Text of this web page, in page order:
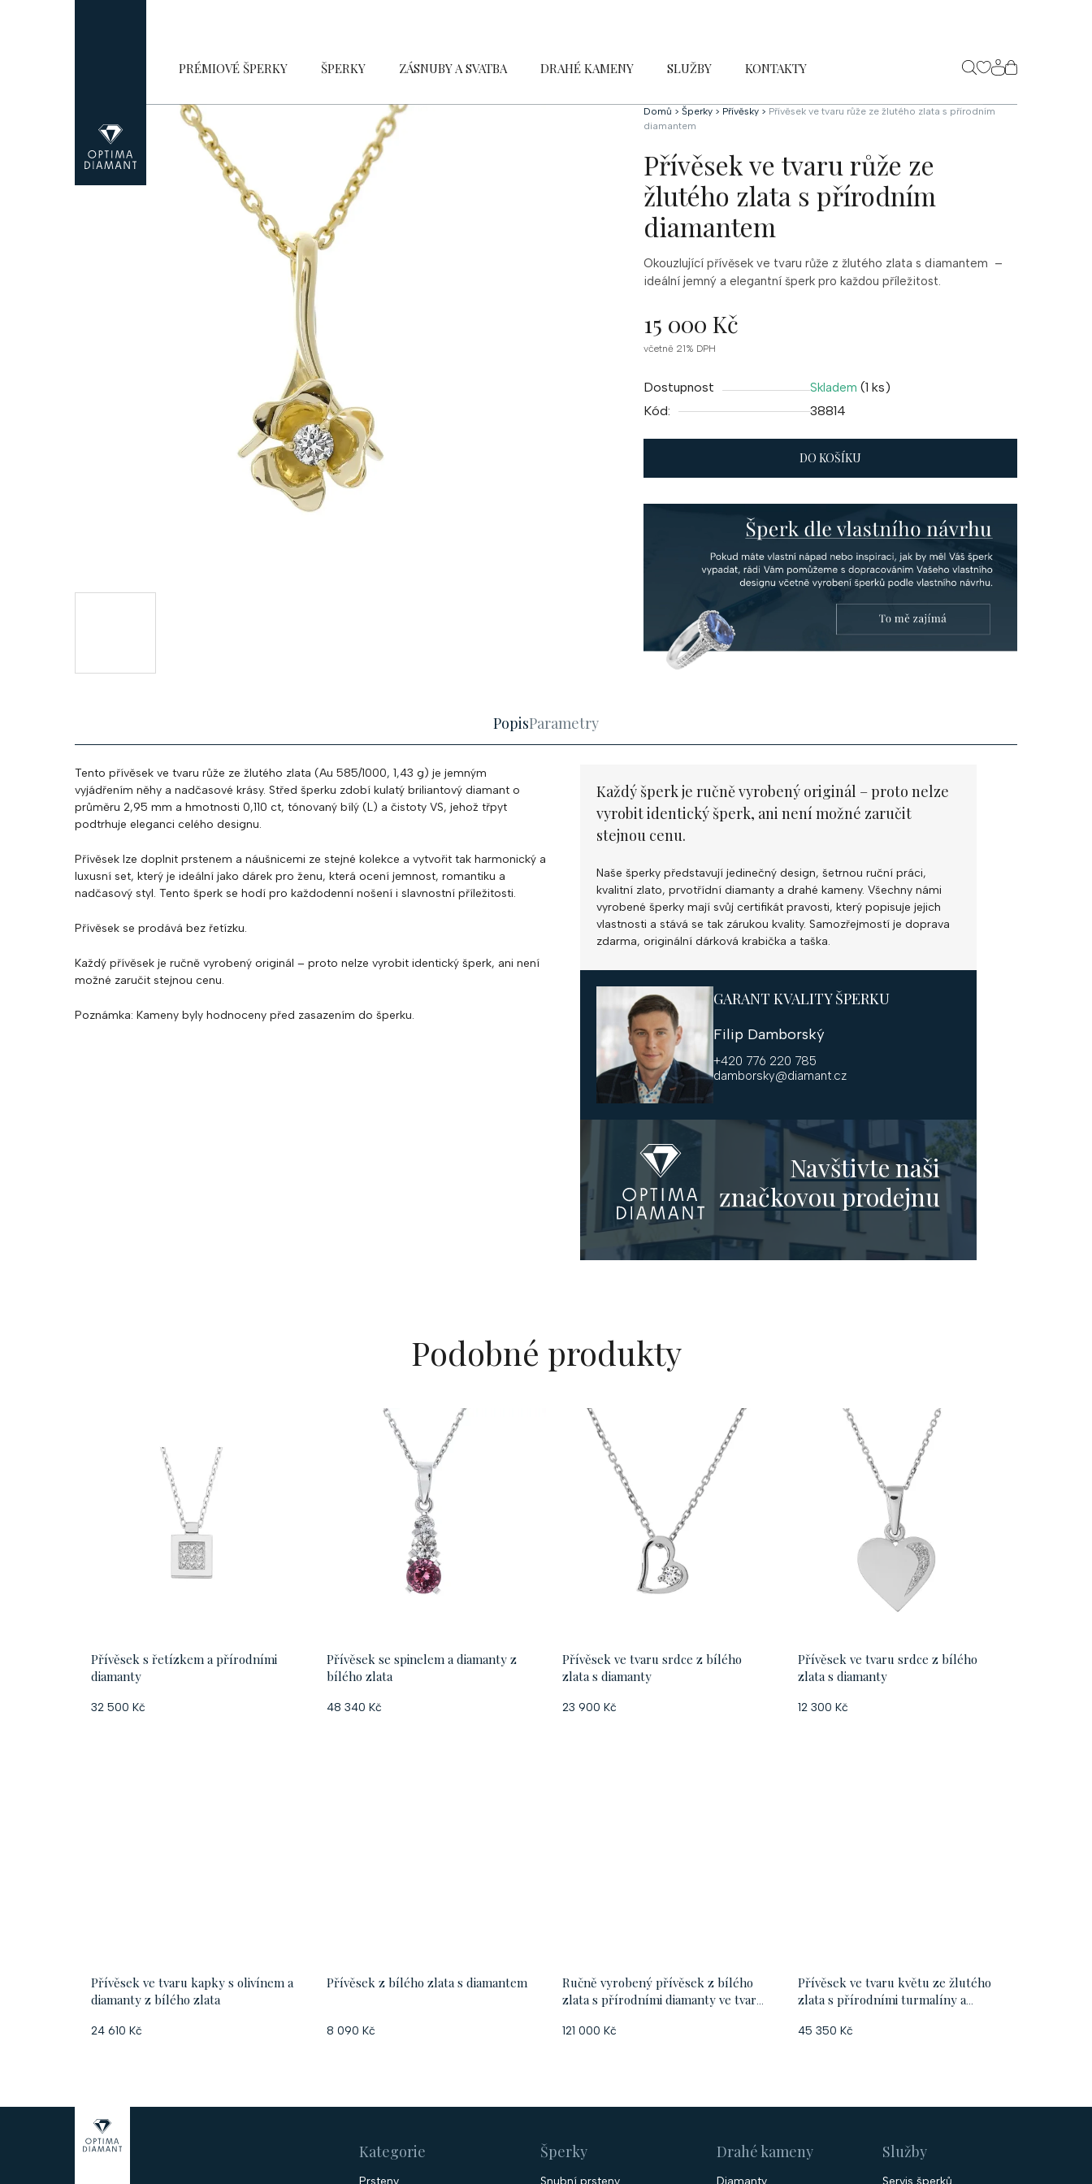
PRÉMIOVÉ ŠPERKY ŠPERKY ZÁSNUBY A SVATBA DRAHÉ KAMENY SLUŽBY KONTAKTY
NÁKUPNÍ
KOŠÍK
Domů > Šperky > Přívěsky > Přívěsek ve tvaru růže ze žlutého zlata s přírodním
diamantem
Přívěsek ve tvaru růže ze
žlutého zlata s přírodním
diamantem
Okouzlující přívěsek ve tvaru růže z žlutého zlata s diamantem –
ideální jemný a elegantní šperk pro každou příležitost.
15 000 Kč
Měrná
včetně 21% DPH
Dostupnost Skladem (1 ks)
Kód:
38814
DO KOŠÍKU
PopisParametry
Tento přívěsek ve tvaru růže ze žlutého zlata (Au 585/1000, 1,43 g) je jemným
vyjádřením něhy a nadčasové krásy. Střed šperku zdobí kulatý briliantový diamant o
průměru 2,95 mm a hmotnosti 0,110 ct, tónovaný bílý (L) a čistoty VS, jehož třpyt
podtrhuje eleganci celého designu.
Přívěsek lze doplnit prstenem a náušnicemi ze stejné kolekce a vytvořit tak harmonický a
luxusní set, který je ideální jako dárek pro ženu, která ocení jemnost, romantiku a
nadčasový styl. Tento šperk se hodí pro každodenní nošení i slavnostní příležitosti.
Přívěsek se prodává bez řetízku.
Každý přívěsek je ručně vyrobený originál – proto nelze vyrobit identický šperk, ani není
možné zaručit stejnou cenu.
Poznámka: Kameny byly hodnoceny před zasazením do šperku.
Každý šperk je ručně vyrobený originál – proto nelze
vyrobit identický šperk, ani není možné zaručit
stejnou cenu.
Naše šperky představují jedinečný design, šetrnou ruční práci,
kvalitní zlato, prvotřídní diamanty a drahé kameny. Všechny námi
vyrobené šperky mají svůj certifikát pravosti, který popisuje jejich
vlastnosti a stává se tak zárukou kvality. Samozřejmostí je doprava
zdarma, originální dárková krabička a taška.
GARANT KVALITY ŠPERKU
Filip Damborský
+420 776 220 785
damborsky@diamant.cz
Navštivte naši
značkovou prodejnu
Podobné produkty
Přívěsek s řetízkem a přírodními
diamanty
32 500 Kč
Přívěsek se spinelem a diamanty z
bílého zlata
48 340 Kč
Přívěsek ve tvaru srdce z bílého
zlata s diamanty
23 900 Kč
Přívěsek ve tvaru srdce z bílého
zlata s diamanty
12 300 Kč
Přívěsek ve tvaru kapky s olivínem a
diamanty z bílého zlata
24 610 Kč
Přívěsek z bílého zlata s diamantem
8 090 Kč
Ručně vyrobený přívěsek z bílého
zlata s přírodními diamanty ve tvaru
121 000 Kč
Přívěsek ve tvaru květu ze žlutého
zlata s přírodními turmalíny a
45 350 Kč
Kategorie Šperky Drahé kameny Služby